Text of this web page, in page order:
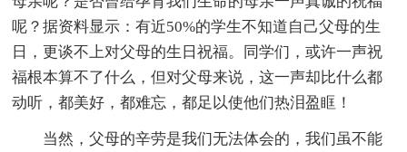
呢？据资料显示：有近50%的学生不知道自己父母的生
日，更谈不上对父母的生日祝福。同学们，或许一声祝
福根本算不了什么，但对父母来说，这一声却比什么都
动听，都美好，都难忘，都足以使他们热泪盈眶！
当然，父母的辛劳是我们无法体会的，我们虽不能